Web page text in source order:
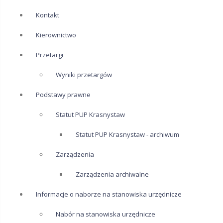
Kontakt
Kierownictwo
Przetargi
Wyniki przetargów
Podstawy prawne
Statut PUP Krasnystaw
Statut PUP Krasnystaw - archiwum
Zarządzenia
Zarządzenia archiwalne
Informacje o naborze na stanowiska urzędnicze
Nabór na stanowiska urzędnicze